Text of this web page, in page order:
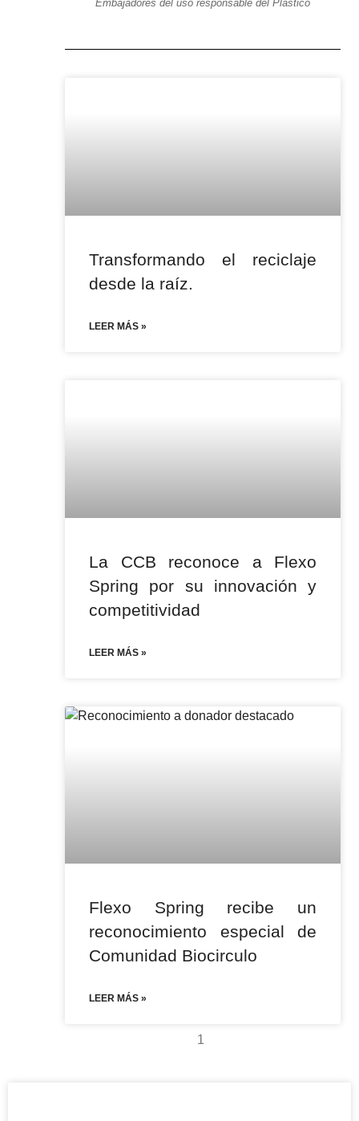
Embajadores del uso responsable del Plástico
Transformando el reciclaje
desde la raíz.
LEER MÁS »
La CCB reconoce a Flexo
Spring por su innovación y
competitividad
LEER MÁS »
Flexo Spring recibe un
reconocimiento especial de
Comunidad Biocirculo
LEER MÁS »
1